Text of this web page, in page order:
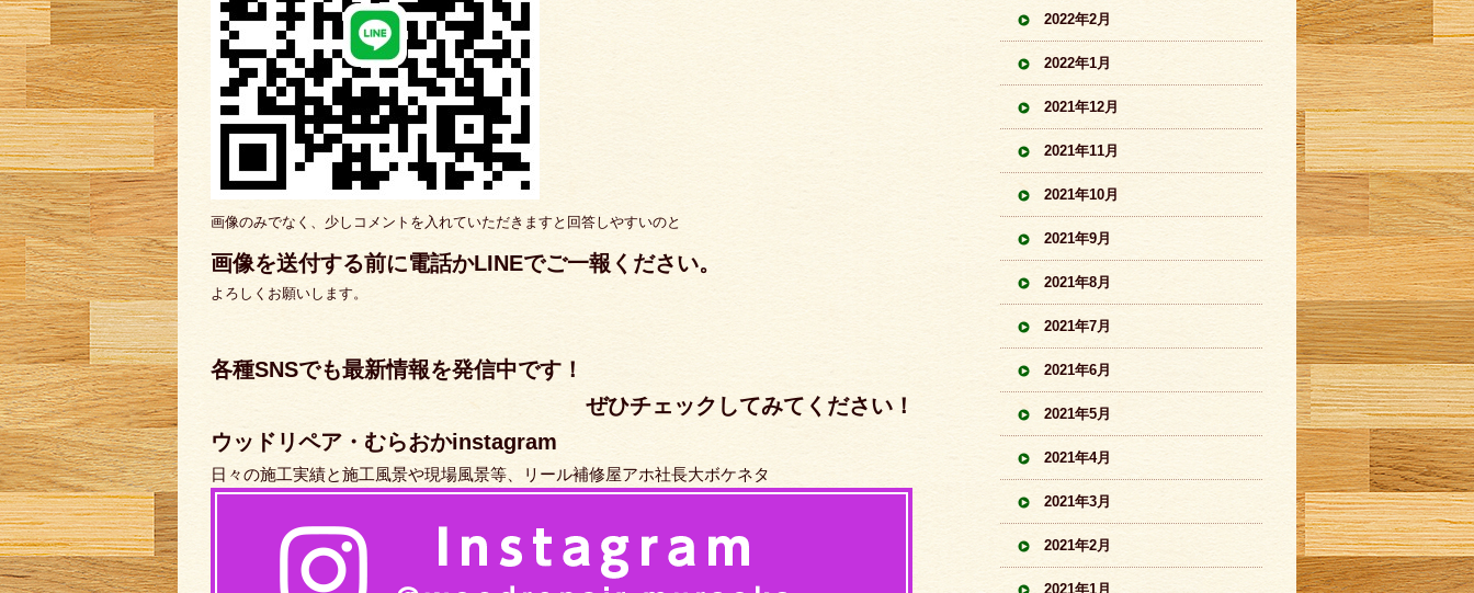
画像のみでなく、少しコメントを入れていただきますと回答しやすいのと
画像を送付する前に電話かLINEでご一報ください。
よろしくお願いします。
各種SNSでも最新情報を発信中です！
ぜひチェックしてみてください！
ウッドリペア・むらおかinstagram
日々の施工実績と施工風景や現場風景等、リール補修屋アホ社長大ボケネタ
2022年2月
2022年1月
2021年12月
2021年11月
2021年10月
2021年9月
2021年8月
2021年7月
2021年6月
2021年5月
2021年4月
2021年3月
2021年2月
2021年1月